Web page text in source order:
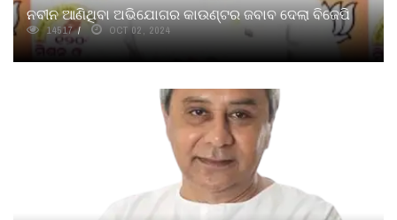
ନବୀନ ଆଣିଥିବା ଅଭିଯୋଗର କାଉଣ୍ଟର ଜବାବ ଦେଲା ବିଜେପି
14517 OCT 02, 2024